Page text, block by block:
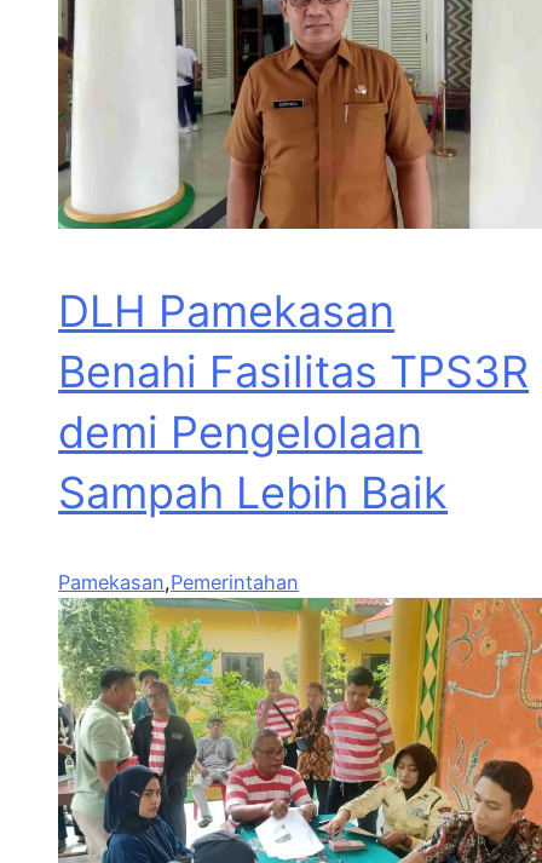
DLH Pamekasan
Benahi Fasilitas TPS3R
demi Pengelolaan
Sampah Lebih Baik
Pamekasan,Pemerintahan